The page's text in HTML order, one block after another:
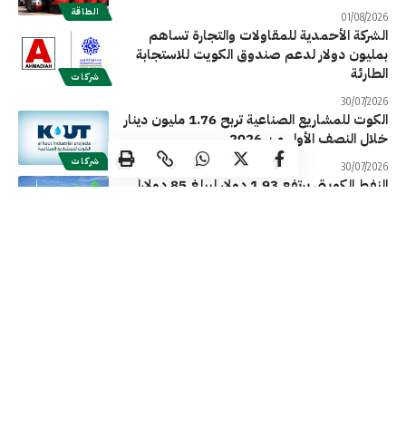
الطاقة 01/08/2026
شركات
الشركة الأحمدية للمقاولات والتجارة تساهم
بمليون دولار لدعم صندوق الكويت للاستجابة
الطارئة
30/07/2026
شركات
الكوت للمشاريع الصناعية تربح 1.76 مليون دينار
خلال النصف الأول من 2026
30/07/2026
النفط الكويتي يرتفع 1.93 دولار ليبلغ 85 دولاراً